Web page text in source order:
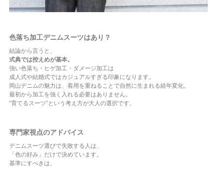
色落ち加工デニムスーツはあり？
結論から言うと、
式典では控えめが基本。
強い色落ち・ヒゲ加工・ダメージ加工は
成人式や結婚式ではカジュアルすぎる印象になります。
岡山デニムの魅力は、着用を重ねることで自然に生まれる経年変化。
最初から加工を強く入れる必要はありません。
“育てるスーツ”という考え方が大人の選択です。
専門家視点のアドバイス
デニムスーツ選びで失敗する人は、
「色の好み」だけで決めています。
基準にすべきは、